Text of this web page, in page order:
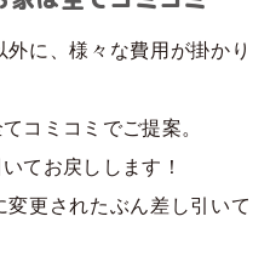
に、様々な費用が掛かり
コミコミでご提案。
てお戻しします！
更されたぶん差し引いて